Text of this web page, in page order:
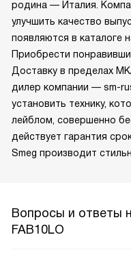
родина — Италия.
улучшить качество
появляются в каталоге
Приобрести
Доставку в пределах
дилер компании — sm-
установить технику,
лейблом, совершенно
действует гарантия
Smeg производит
Вопросы и ответы
FAB10LO